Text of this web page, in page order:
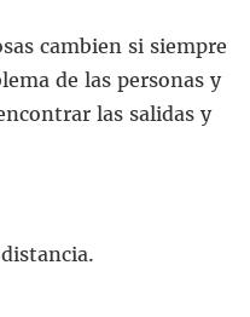
cambien si siempre
de las personas y
las salidas y